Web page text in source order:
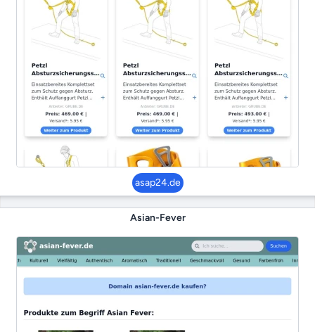
asap24.de
Asian-Fever